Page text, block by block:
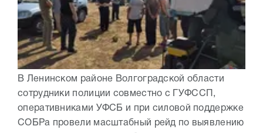
В Ленинском районе Волгоградской области
сотрудники полиции совместно с ГУФССП,
оперативниками УФСБ и при силовой поддержке
СОБРа провели масштабный рейд по выявлению